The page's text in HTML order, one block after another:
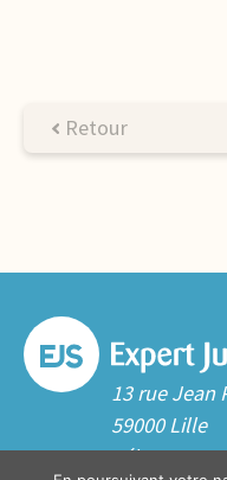
Retour
13 rue Jean
59000 Lille
Tél. 03 20